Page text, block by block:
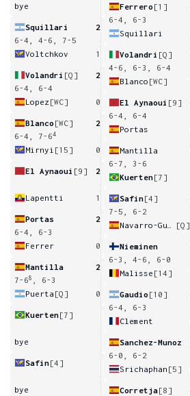
bye
Squillari
2
6-4, 4-6, 7-5
Voltchkov
1
Volandri [Q]
2
6-4, 6-4
Lopez [WC] 0
Blanco [WC]
2
6-4, 7-64
Mirnyi [15] 0
El Aynaoui [9] 2
Lapentti 1
Portas
2
6-4, 6-3
Ferrer
0
Mantilla
2
7-68
, 6-3
Puerta [Q] 0
Kuerten[7]
bye
Safin[4]
bye
Ferrero [1]
6-4, 6-3
Squillari
Volandri [Q]
4-6, 6-3, 6-4
Blanco [WC]
El Aynaoui [9]
6-4, 6-4
Portas
Mantilla
6-7, 3-6
Kuerten[7]
Safin[4]
7-5, 6-2
[Q]
Nieminen
6-3, 4-6, 6-0
Malisse [14]
Gaudio [10]
6-4, 6-3
Clement
Sanchez-Munoz
6-0, 6-2
Srichaphan [5]
Corretja[8]